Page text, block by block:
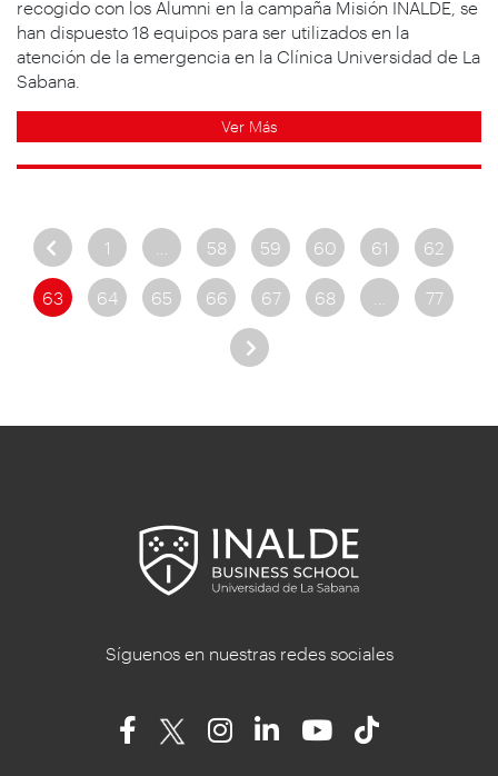
recogido con los Alumni en la campaña Misión INALDE, se
han dispuesto 18 equipos para ser utilizados en la
atención de la emergencia en la Clínica Universidad de La
Sabana.
Ver Más
1 58 59 60 61 62
63 64 65 66 67 68 77
Síguenos en nuestras redes sociales